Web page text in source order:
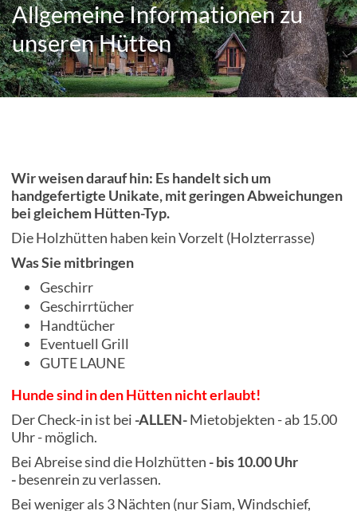
Campingplatz
Unsere Hütten
Preise
Allgemeine Informationen zu
unseren Hütten
Wir weisen darauf hin: Es handelt sich um
handgefertigte Unikate, mit geringen Abweichungen
bei gleichem Hütten-Typ.
Die Holzhütten haben kein Vorzelt (Holzterrasse)
Was Sie mitbringen
Geschirr
Geschirrtücher
Handtücher
Eventuell Grill
GUTE LAUNE
Hunde sind in den Hütten nicht erlaubt!
Der Check-in ist bei -ALLEN-Mietobjekten - ab 15.00
Uhr - möglich.
Bei Abreise sind die Holzhütten - bis 10.00 Uhr
-besenrein zu verlassen.
Bei weniger als 3 Nächten (nur Siam, Windschief,